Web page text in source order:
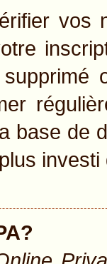
vos
base de